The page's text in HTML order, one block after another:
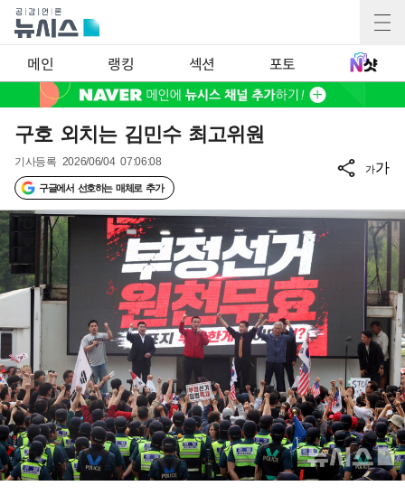
메인 랭킹 섹션 포토
구호 외치는 김민수 최고위원
기사등록 2026/06/04 07:06:08
구글에서 선호하는 매체로 추가
가가